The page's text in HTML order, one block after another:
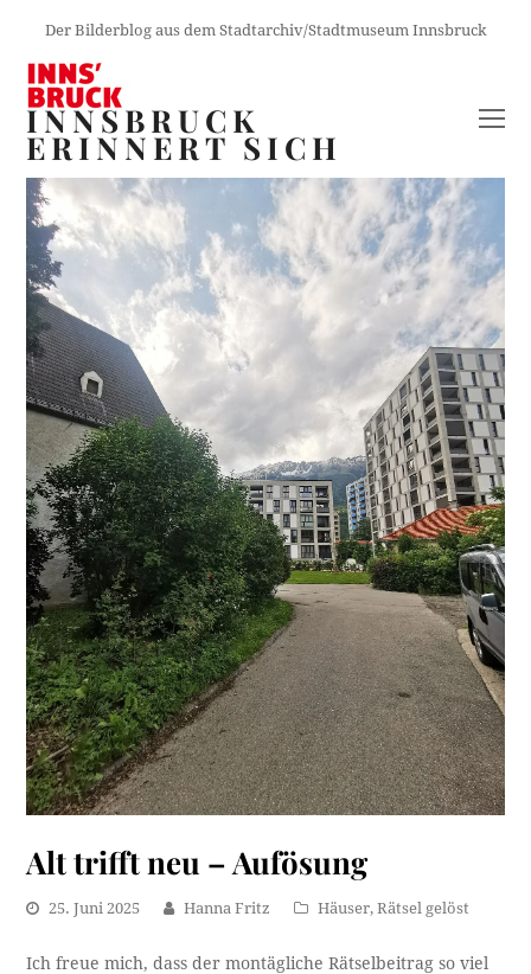
Der Bilderblog aus dem Stadtarchiv/Stadtmuseum Innsbruck
INNSBRUCK
ERINNERT SICH
Alt trifft neu – Aufösung
25. Juni 2025 Hanna Fritz Häuser,Rätsel gelöst
Ich freue mich, dass der montägliche Rätselbeitrag so viel